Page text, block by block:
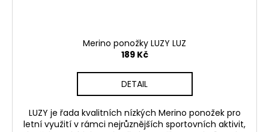
Merino ponožky LUZY LUZ
189 Kč
DETAIL
LUZY je řada kvalitních nízkých Merino ponožek pro
letní využití v rámci nejrůznějších sportovních aktivit,